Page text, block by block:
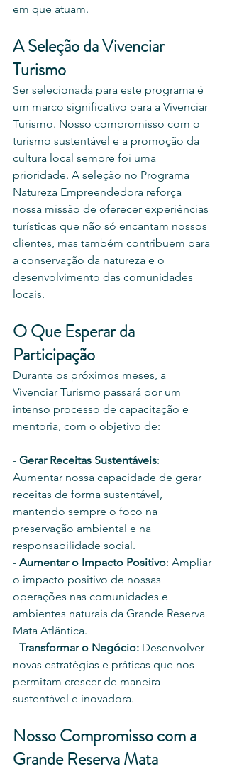
em que atuam.
A Seleção da Vivenciar
Turismo
Ser selecionada para este programa é
um marco significativo para a Vivenciar
Turismo. Nosso compromisso com o
turismo sustentável e a promoção da
cultura local sempre foi uma
prioridade. A seleção no Programa
Natureza Empreendedora reforça
nossa missão de oferecer experiências
turísticas que não só encantam nossos
clientes, mas também contribuem para
a conservação da natureza e o
desenvolvimento das comunidades
locais.
O Que Esperar da
Participação
Durante os próximos meses, a
Vivenciar Turismo passará por um
intenso processo de capacitação e
mentoria, com o objetivo de:
- Gerar Receitas Sustentáveis:
Aumentar nossa capacidade de gerar
receitas de forma sustentável,
mantendo sempre o foco na
preservação ambiental e na
responsabilidade social.
- Aumentar o Impacto Positivo: Ampliar
o impacto positivo de nossas
operações nas comunidades e
ambientes naturais da Grande Reserva
Mata Atlântica.
- Transformar o Negócio: Desenvolver
novas estratégias e práticas que nos
permitam crescer de maneira
sustentável e inovadora.
Nosso Compromisso com a
Grande Reserva Mata